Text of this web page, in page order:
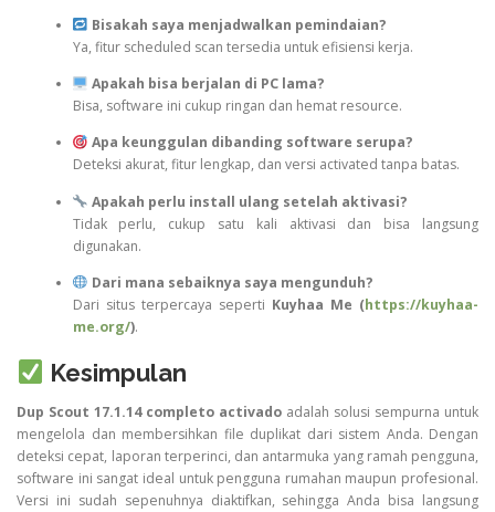
Bisakah saya menjadwalkan pemindaian?
Ya, fitur scheduled scan tersedia untuk efisiensi kerja.
Apakah bisa berjalan di PC lama?
Bisa, software ini cukup ringan dan hemat resource.
Apa keunggulan dibanding software serupa?
Deteksi akurat, fitur lengkap, dan versi activated tanpa batas.
Apakah perlu install ulang setelah aktivasi?
Tidak perlu, cukup satu kali aktivasi dan bisa langsung
digunakan.
Dari mana sebaiknya saya mengunduh?
Dari situs terpercaya seperti Kuyhaa Me (https://kuyhaa-
me.org/).
Kesimpulan
Dup Scout 17.1.14 completo activado adalah solusi sempurna untuk
mengelola dan membersihkan file duplikat dari sistem Anda. Dengan
deteksi cepat, laporan terperinci, dan antarmuka yang ramah pengguna,
software ini sangat ideal untuk pengguna rumahan maupun profesional.
Versi ini sudah sepenuhnya diaktifkan, sehingga Anda bisa langsung